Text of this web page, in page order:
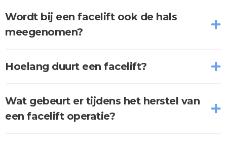
Wordt bij een facelift ook de hals
meegenomen?
Hoelang duurt een facelift?
Wat gebeurt er tijdens het herstel van
een facelift operatie?